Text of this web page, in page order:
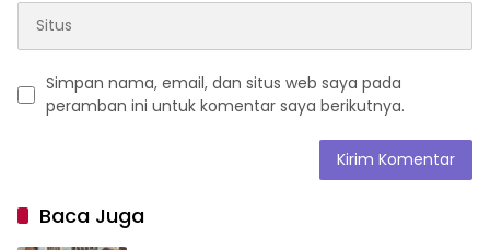
Simpan nama, email, dan situs web saya pada
peramban ini untuk komentar saya berikutnya.
Baca Juga